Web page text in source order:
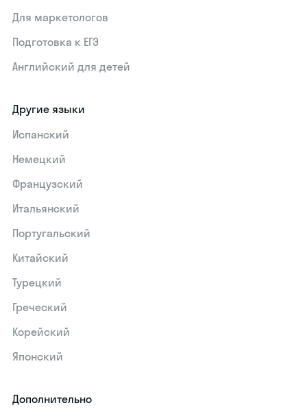
Для маркетологов
Подготовка к ЕГЭ
Английский для детей
Другие языки
Испанский
Немецкий
Французский
Итальянский
Португальский
Китайский
Турецкий
Греческий
Корейский
Японский
Дополнительно